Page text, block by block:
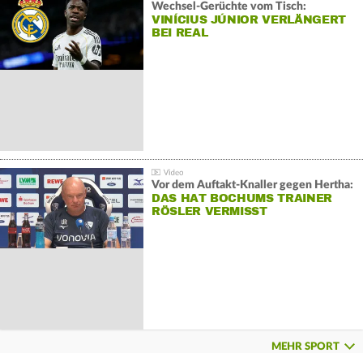
Wechsel-Gerüchte vom Tisch:
VINÍCIUS JÚNIOR VERLÄNGERT
BEI REAL
Vor dem Auftakt-Knaller gegen Hertha:
DAS HAT BOCHUMS TRAINER
RÖSLER VERMISST
MEHR SPORT